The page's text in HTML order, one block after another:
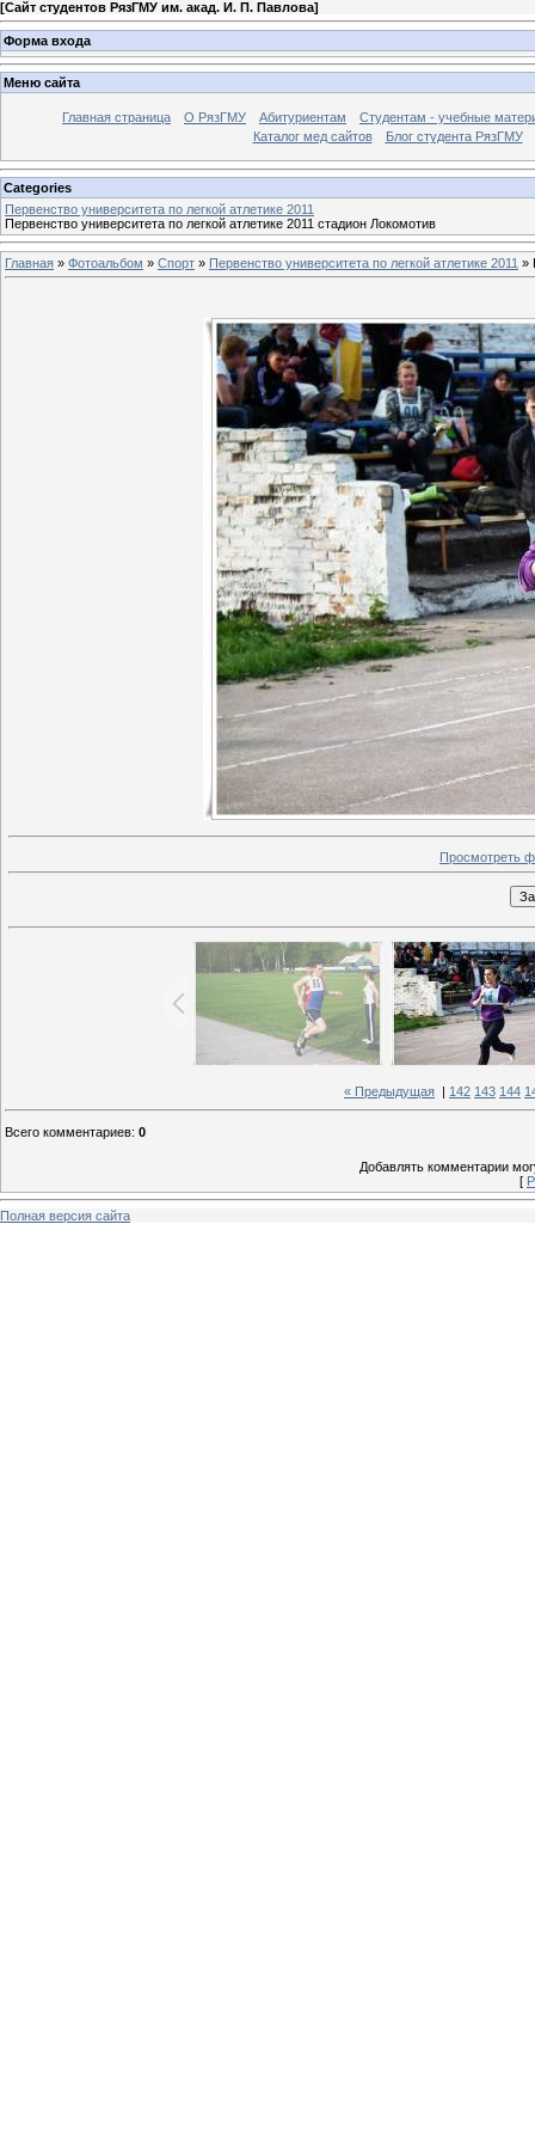
[Сайт студентов РязГМУ им. акад. И. П. Павлова]
Форма входа
Меню сайта
Главная страница О РязГМУ Абитуриентам
Студентам - учебные
Каталог мед сайтов
Блог студента РязГМУ
Categories
Первенство университета по легкой атлетике 2011
Первенство университета по легкой атлетике 2011 стадион Локомотив
Главная » Фотоальбом » Спорт » Первенство университета по легкой атлетике 2011 »
Просмотреть
« Предыдущая 142 143 144
Всего комментариев: 0
Добавлять комментарии
[
Полная версия сайта